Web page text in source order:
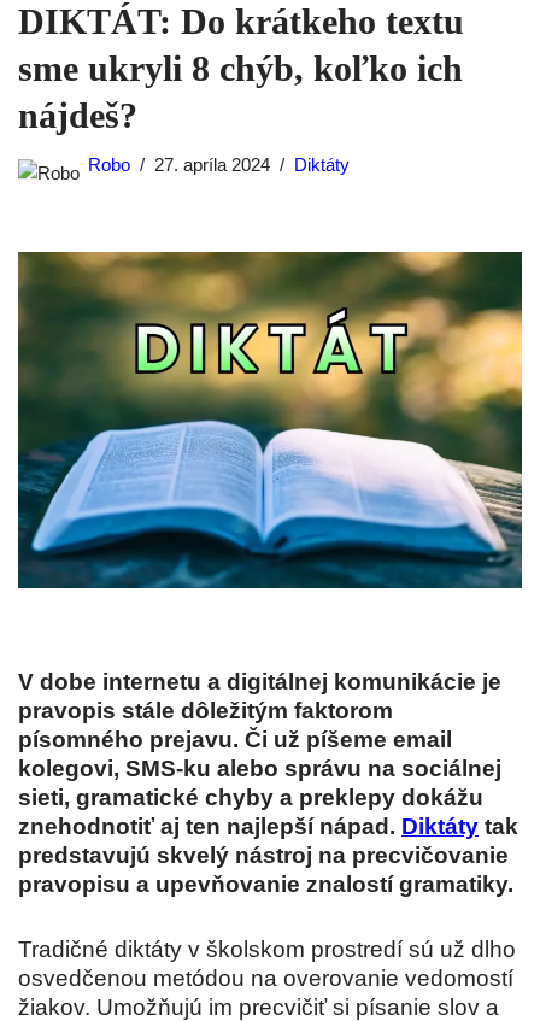
DIKTÁT: Do krátkeho textu
sme ukryli 8 chýb, koľko ich
nájdeš?
Robo 27. apríla 2024 Diktáty
V dobe internetu a digitálnej komunikácie je
pravopis stále dôležitým faktorom
písomného prejavu. Či už píšeme email
kolegovi, SMS-ku alebo správu na sociálnej
sieti, gramatické chyby a preklepy dokážu
znehodnotiť aj ten najlepší nápad. Diktáty tak
predstavujú skvelý nástroj na precvičovanie
pravopisu a upevňovanie znalostí gramatiky.
Tradičné diktáty v školskom prostredí sú už dlho
osvedčenou metódou na overovanie vedomostí
žiakov. Umožňujú im precvičiť si písanie slov a